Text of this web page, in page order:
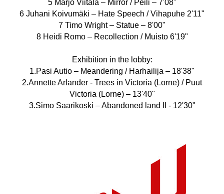
5 Marjo Viitala – Mirror / Peili – 7'08"
6 Juhani Koivumäki – Hate Speech / Vihapuhe 2'11"
7 Timo Wright – Statue – 8'00"
8 Heidi Romo – Recollection / Muisto 6'19"
Exhibition in the lobby:
1.Pasi Autio – Meandering / Harhailija – 18'38"
2.Annette Arlander - Trees in Victoria (Lorne) / Puut
Victoria (Lorne) – 13'40"
3.Simo Saarikoski – Abandoned land II - 12'30"